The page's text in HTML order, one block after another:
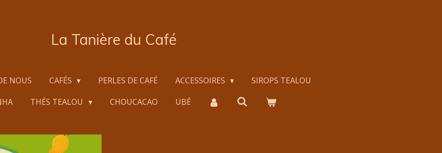
La Tanière du Café
NOUS CAFÉS PERLES DE CAFÉ ACCESSOIRES
SIROPS TEALOU
THÉS TEALOU CHOUCACAO UBÉ